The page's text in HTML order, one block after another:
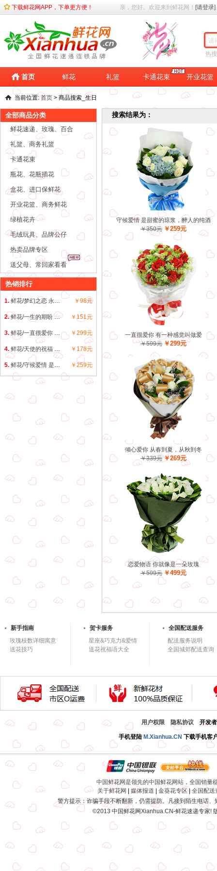
下载鲜花网APP，下单更方便！ 亲，您好。欢迎来到鲜花网！ [请登录]
热
首页 鲜花 礼篮 卡通花束 开业花篮
当前位置:首页 > 商品搜索_生日
全部商品分类
鲜花速递、玫瑰、百合
礼篮、商务礼篮
卡通花束
瓶花、花瓶插花
盒花、进口保鲜花
开业花篮、商务鲜花
绿植花卉
毛绒玩具、品牌公仔
热卖品牌专区
送父母、常回家看看
热销排行
1. 鲜花/梦幻之恋 永恒的爱恋，无尽的爱 ￥98元
2. 鲜花/一生的期盼 喜欢你是淡淡的爱 ￥151元
3. 鲜花/一直很爱你 有一种感觉叫做爱 ￥299元
4. 鲜花/天使的祝福 愿你每天都快乐幸福 ￥178元
5. 鲜花/守候爱情 是甜蜜的琼浆，醉人的纯酒 ￥259元
搜索结果为：
守候爱情 是甜蜜的琼浆，醉人的纯酒
￥350元 ￥259元
一直很爱你 有一种感觉叫做爱
￥599元 ￥299元
倾心爱你 从春到夏，从秋到冬
￥339元 ￥269元
恋爱物语 你就像是一朵玫瑰
￥599元 ￥499元
新手指南
玫瑰枝数详细寓意
送花技巧
贺卡服务
星座&巧克力&爱情
送花祝福语大全
全国配送服务
配送服务说明
全国城郊配送查询
用户权限 隐私协议 开发者
手机登陆 M.Xianhua.CN 下载手机客
中国鲜花网是领先的中国鲜花网站，全国销量
关于鲜花网
媒体报道 金葵花专区| 全国配送
警方提示：诈骗手段不断翻新，仍需提防。凡接到陌生电话
©2013 中国鲜花网Xianhua.CN-鲜花速递专家!